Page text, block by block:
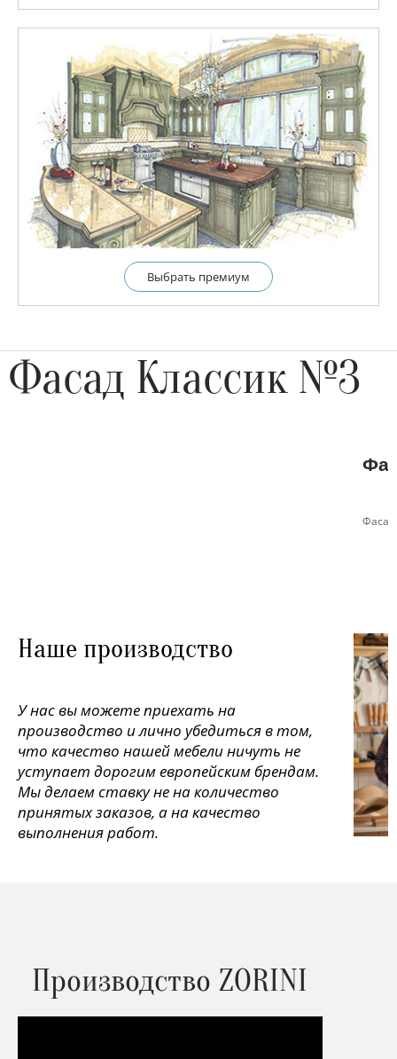
Выбрать премиум
Фасад Классик №3
Наше производство
У нас вы можете приехать на
производство и лично убедиться в том,
что качество нашей мебели ничуть не
уступает дорогим европейским брендам.
Мы делаем ставку не на количество
принятых заказов, а на качество
выполнения работ.
Производство ZORINI